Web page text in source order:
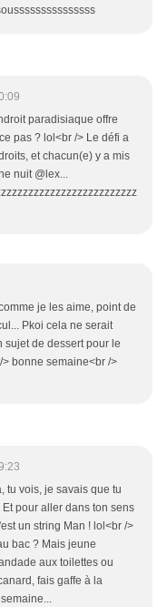
paradisiaque offre
pas ? lol<br /> Le défi a
et chacun(e) y a mis
nuit @lex...
je les aime, point de
Pkoi cela ne serait
sujet de dessert pour le
bonne semaine<br />
tu vois, je savais que tu
pour aller dans ton sens
un string Man ! lol<br />
bac ? Mais jeune
aux toilettes ou
fais gaffe à la